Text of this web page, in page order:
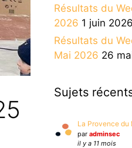
Résultats du
2026 1 juin 2026
Résultats du
Mai 2026 26
Sujets
La Provence du
par adminsec
il y a 11 mois